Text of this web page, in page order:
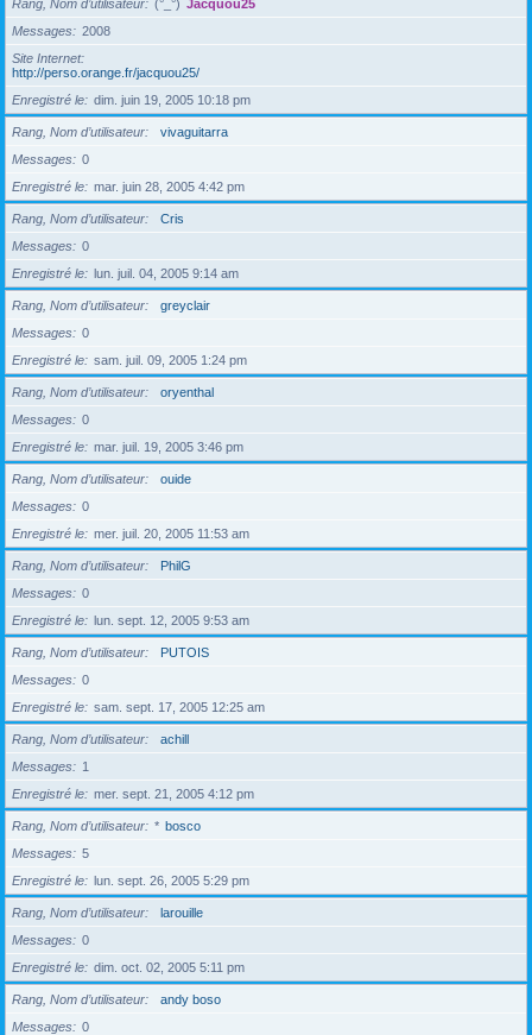
Rang, Nom d’utilisateur (°_°) Jacquou25
Messages
2008
Site Internet
http://perso.orange.fr/jacquou25/
Enregistré le
dim. juin 19, 2005 10:18 pm
Rang, Nom d’utilisateur
vivaguitarra
Messages
0
Enregistré le
mar. juin 28, 2005 4:42 pm
Rang, Nom d’utilisateur
Cris
Messages
0
Enregistré le
lun. juil. 04, 2005 9:14 am
Rang, Nom d’utilisateur
greyclair
Messages
0
Enregistré le
sam. juil. 09, 2005 1:24 pm
Rang, Nom d’utilisateur
oryenthal
Messages
0
Enregistré le
mar. juil. 19, 2005 3:46 pm
Rang, Nom d’utilisateur
ouide
Messages
0
Enregistré le
mer. juil. 20, 2005 11:53 am
Rang, Nom d’utilisateur
PhilG
Messages
0
Enregistré le
lun. sept. 12, 2005 9:53 am
Rang, Nom d’utilisateur
PUTOIS
Messages
0
Enregistré le
sam. sept. 17, 2005 12:25 am
Rang, Nom d’utilisateur
achill
Messages
1
Enregistré le
mer. sept. 21, 2005 4:12 pm
Rang, Nom d’utilisateur * bosco
Messages
5
Enregistré le
lun. sept. 26, 2005 5:29 pm
Rang, Nom d’utilisateur
larouille
Messages
0
Enregistré le
dim. oct. 02, 2005 5:11 pm
Rang, Nom d’utilisateur
andy boso
Messages
0